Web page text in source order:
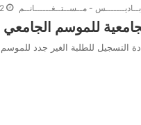
- مــســتــغــــــانــم 2 يوليو 2026
للموسم الجامعي 2026-2027